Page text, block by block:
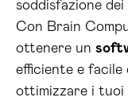
soddisfazione
Con Brain
ottenere un
efficiente e
ottimizzare i tuoi